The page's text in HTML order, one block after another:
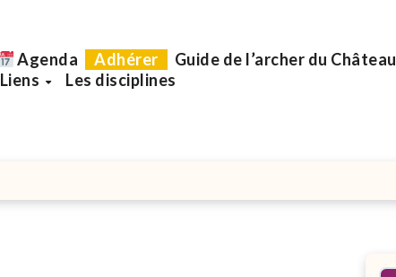
Agenda Adhérer
Guide de l’archer du Château
Liens
Les disciplines